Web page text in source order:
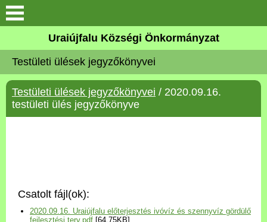
Köszöntő
Elérhetőségek
Uraiújfalu
Választási információk
Uraiújfalu Községi Önkormányzat
Testületi ülések jegyzőkönyvei
Testületi ülések jegyzőkönyvei / 2020.09.16.
testületi ülés jegyzőkönyve
Csatolt fájl(ok):
2020.09.16. Uraiújfalu előterjesztés ivóvíz és szennyvíz gördülő
fejlesztési terv.pdf [64,75KB]